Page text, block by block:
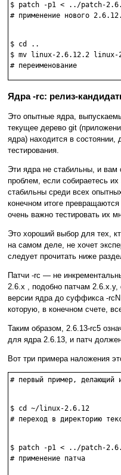
$ patch -p1 < ../patch-
# применение нового
$ cd ..
$ mv linux-2.6.12.2 linux-
Ядра -rc: релиз-
Это опытные ядра,
текущее дерево git
ядра) находится в состоянии,
тестирования.
Эти ядра не стабильны, и вам
проблем, если собираетесь
стабильны среди всех
конечном итоге
очень важно тестировать их
Это хороший выбор для тех,
на самом деле, не хочет
следует прочитать ниже
Патчи -rc — не
2.6.x , подобно патчам
версии ядра до суффикса -
которую, в конечном счете,
Таким образом, 2.6.13-rc5
для ядра 2.6.13, и патч
Вот три примера наложения
# первый пример,
$ cd ~/linux-2.6.12
# переход в директорию
$ patch -p1 < ../patch-
# применение патча